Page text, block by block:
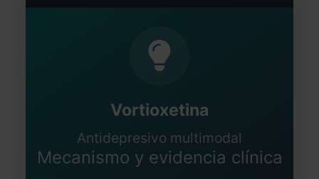
Vortioxetina
Antidepresivo multimodal
Mecanismo y evidencia clínica